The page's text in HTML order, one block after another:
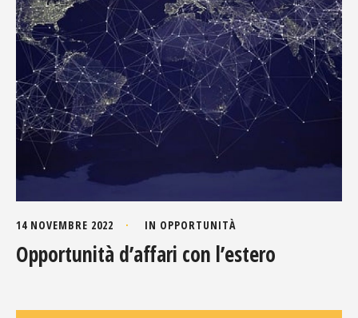
14 NOVEMBRE 2022 IN OPPORTUNITÀ
Opportunità d’affari con l’estero